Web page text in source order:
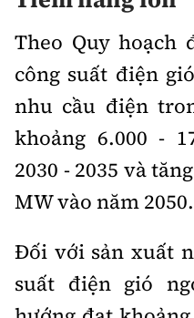
Quản lý đô thị
Hàng không
Đường sắt
Đường sắt tốc độ cao
Đường thủy
Hàng hải
Đường sắt đô thị
Tài chính
Chứng khoán
Bảo hiểm
Doanh nghiệp
Pháp luật
Thanh tra
An ninh hình sự
Điều tra
An toàn giao thông
Giao thông 24h
ATGT địa phương
Văn hóa giao thông
Lái xe an toàn
Chung tay vì ATGT
Chất lượng sống
Giáo dục
Y tế
Đời sống
Lao động - Công đoàn
Văn hóa - Giải Trí
Văn hóa
Showbiz
Bóng đá
Bình luận
Công nghệ
Theo Quy hoạch
công suất điện
nhu cầu điện
khoảng 6.000 -
2030 - 2035 và
MW vào năm 2050.
Đối với sản xuất
suất điện gió